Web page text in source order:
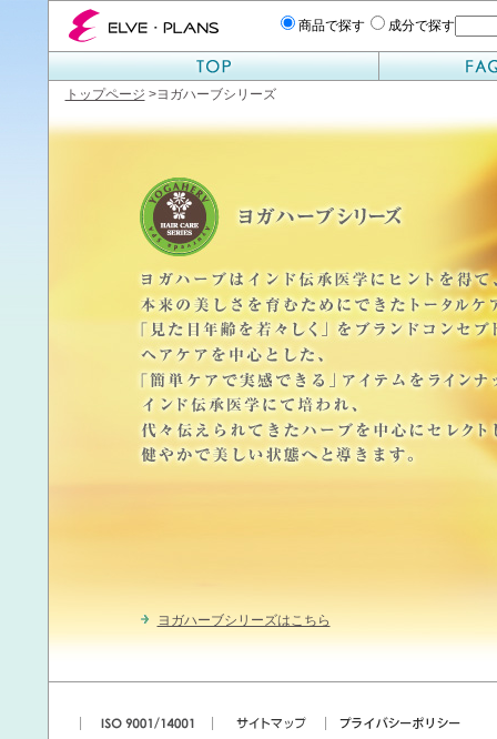
エルベプランズ ELVE-PLANS
商品で探す 成分で探す
トップページ >ヨガハーブシリーズ
ヨガハーブシリーズはこちら
|